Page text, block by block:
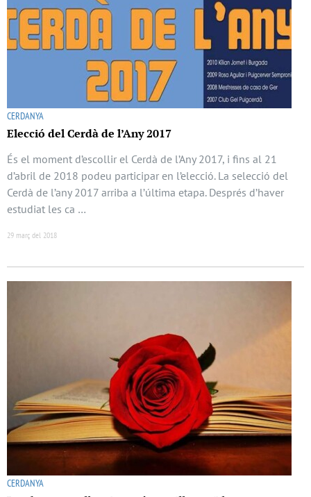
CERDANYA
Elecció del Cerdà de l’Any 2017
És el moment d’escollir el Cerdà de l’Any 2017, i fins al 21
d’abril de 2018 podeu participar en l’elecció. La selecció del
Cerdà de l’any 2017 arriba a l’última etapa. Després d’haver
estudiat les ca …
29 març del 2018
CERDANYA